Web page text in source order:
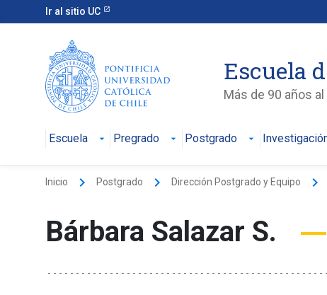
Ir al sitio UC
Escuela
Más de 90 años
Escuela Pregrado Postgrado
Inicio keyboard_arrow_right Postgrado keyboard_arrow_right Dirección Postgrado y Equipo keyboard_arrow_right
Bárbara Salazar S.